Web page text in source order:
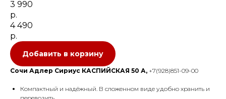
3 990
р.
4 490
р.
Добавить в корзину
Сочи Адлер Сириус КАСПИЙСКАЯ 50 А, +7(928)851-09-00
Компактный и надёжный. В сложенном виде удобно хранить и